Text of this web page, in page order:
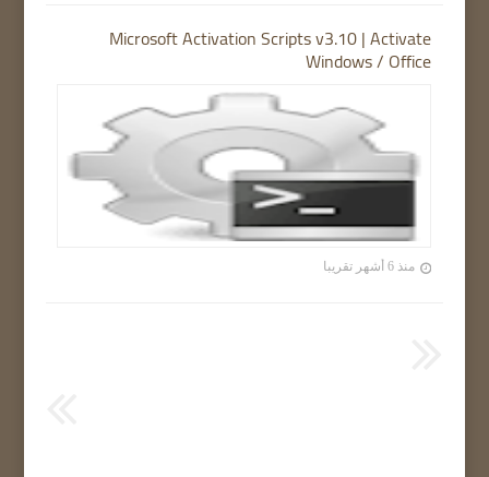
Microsoft Activation Scripts v3.10 | Activate
Windows / Office
منذ 6 أشهر تقريبا